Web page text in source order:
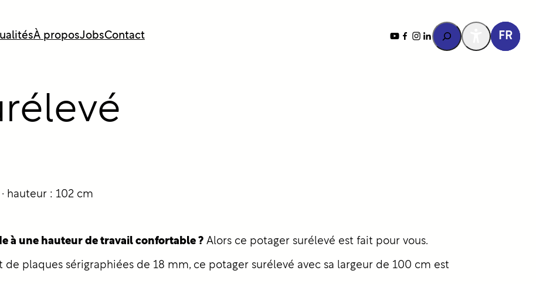
À proposJobsContact YouTube
Facebook
Instagram
LinkedIn
Rechercher
FR
hauteur : 102 cm
à une hauteur de travail confortable ?Alors ce potager surélevé est fait pour vous.
plaques sérigraphiées de 18 mm, ce potager surélevé avec sa largeur de 100 cm est